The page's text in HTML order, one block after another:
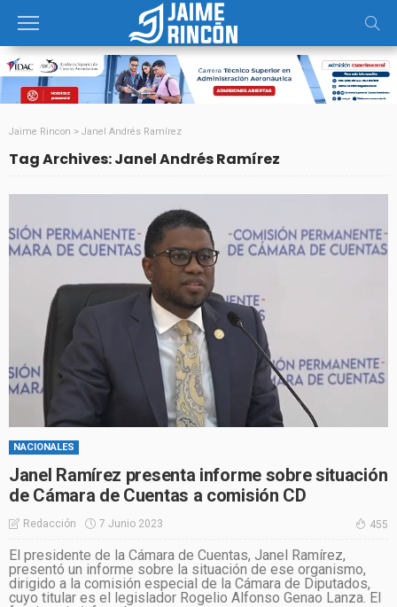
Jaime Rincon > Janel Andrés Ramírez
Tag Archives: Janel Andrés Ramírez
NACIONALES
Janel Ramírez presenta informe sobre situación
de Cámara de Cuentas a comisión CD
Redacción 7 Junio 2023 455
El presidente de la Cámara de Cuentas, Janel Ramírez,
presentó un informe sobre la situación de ese organismo,
dirigido a la comisión especial de la Cámara de Diputados,
cuyo titular es el legislador Rogelio Alfonso Genao Lanza. El